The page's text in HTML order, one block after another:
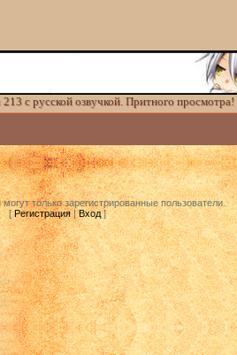
с русской озвучкой. Притного просмотра!
только зарегистрированные пользователи.
[Регистрация|Вход]